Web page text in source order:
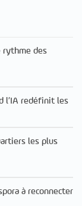
rythme des
l’IA redéfinit les
les plus
à reconnecter